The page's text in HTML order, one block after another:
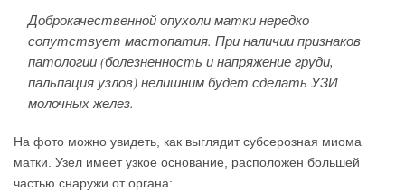
Доброкачественной опухоли матки нередко
сопутствует мастопатия. При наличии признаков
патологии (болезненность и напряжение груди,
пальпация узлов) нелишним будет сделать УЗИ
молочных желез.
На фото можно увидеть, как выглядит субсерозная миома
матки. Узел имеет узкое основание, расположен большей
частью снаружи от органа: